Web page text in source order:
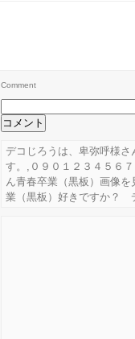
Comment
デコじろうは、卑弥呼様
す。,０９０１２３４５６
ん青春卒業（黒板）画像
業（黒板）好きですか？